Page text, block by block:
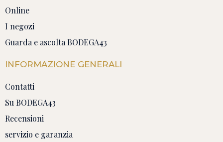
Online
I negozi
Guarda e ascolta BODEGA43
INFORMAZIONE GENERALI
Contatti
Su BODEGA43
Recensioni
servizio e garanzia